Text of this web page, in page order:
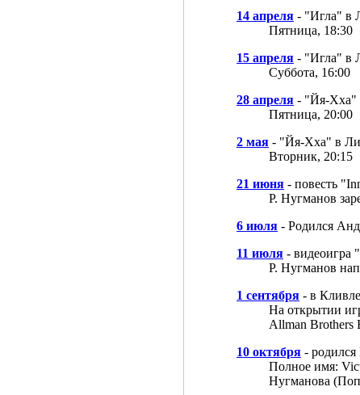
14 апреля - "Игла" в
Пятница, 18:30
15 апреля - "Игла" в
Суббота, 16:00
28 апреля - "Йя-Хха"
Пятница, 20:00
2 мая - "Йя-Хха" в
Вторник, 20:15
21 июня - повесть
Р. Нугманов
6 июля - Родился
11 июля - видеоигра
Р. Нугманов
1 сентября - в
На открытии
Allman Brothers
10 октября -
Полное имя:
Нугманова